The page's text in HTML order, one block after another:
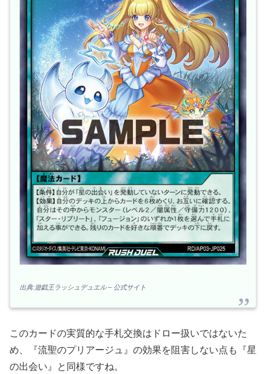
出典:遊戯王ラッシュデュエル – 公式サイト
このカードの実質的な手札交換はドロー扱いではないた
め、『流聖のプリアージュ』の効果を阻害しない点も『星
の出会い』と同様ですね。